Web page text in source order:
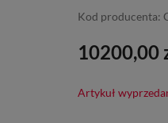
Kod producenta:
10200,00
Artykuł